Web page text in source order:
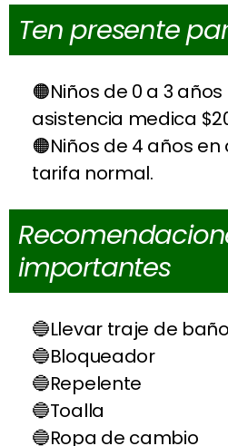
Ten presente
Niños de 0 a 3
asistencia medica
Niños de 4 años
tarifa normal.
importantes
Llevar traje de baño
Bloqueador
Repelente
Toalla
Ropa de cambio